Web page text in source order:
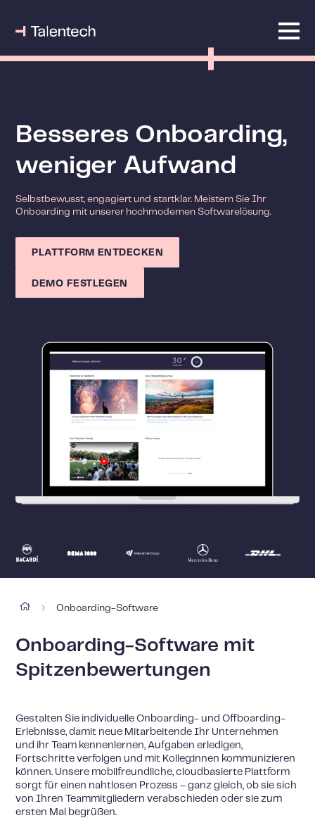
Besseres Onboarding,
weniger Aufwand
Selbstbewusst, engagiert und startklar. Meistern Sie Ihr
Onboarding mit unserer hochmodernen Softwarelösung.
PLATTFORM ENTDECKEN
DEMO FESTLEGEN
› Onboarding-Software
Onboarding-Software mit
Spitzenbewertungen
Gestalten Sie individuelle Onboarding- und Offboarding-
Erlebnisse, damit neue Mitarbeitende Ihr Unternehmen
und ihr Team kennenlernen, Aufgaben erledigen,
Fortschritte verfolgen und mit Kolleg:innen kommunizieren
können. Unsere mobilfreundliche, cloudbasierte Plattform
sorgt für einen nahtlosen Prozess – ganz gleich, ob sie sich
von Ihren Teammitgliedern verabschieden oder sie zum
ersten Mal begrüßen.